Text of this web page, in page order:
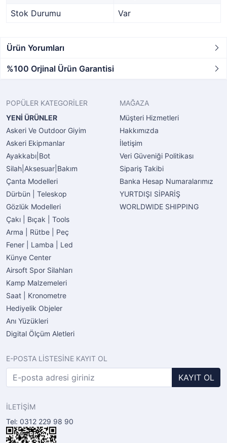
Stok Durumu
Var
Ürün Yorumları
%100 Orjinal Ürün Garantisi
POPÜLER KATEGORİLER
YENİ ÜRÜNLER
Askeri Ve Outdoor Giyim
Askeri Ekipmanlar
Ayakkabı|Bot
Silah|Aksesuar|Bakım
Çanta Modelleri
Dürbün | Teleskop
Gözlük Modelleri
Çakı | Bıçak | Tools
Arma | Rütbe | Peç
Fener | Lamba | Led
Künye Center
Airsoft Spor Silahları
Kamp Malzemeleri
Saat | Kronometre
Hediyelik Objeler
Anı Yüzükleri
Digital Ölçüm Aletleri
MAĞAZA
Müşteri Hizmetleri
Hakkımızda
İletişim
Veri Güveniği Politikası
Sipariş Takibi
Banka Hesap Numaralarımız
YURTDIŞI SİPARİŞ
WORLDWIDE SHIPPING
E-POSTA LİSTESİNE KAYIT OL
KAYIT OL
İLETİŞİM
Tel: 0312 229 98 90